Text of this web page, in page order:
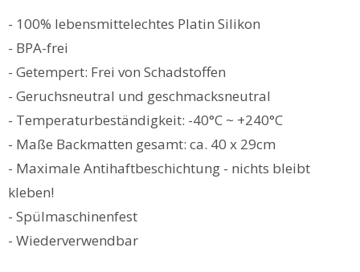
- 100% lebensmittelechtes Platin Silikon
- BPA-frei
- Getempert: Frei von Schadstoffen
- Geruchsneutral und geschmacksneutral
- Temperaturbeständigkeit: -40°C ~ +240°C
- Maße Backmatten gesamt: ca. 40 x 29cm
- Maximale Antihaftbeschichtung - nichts bleibt
kleben!
- Spülmaschinenfest
- Wiederverwendbar